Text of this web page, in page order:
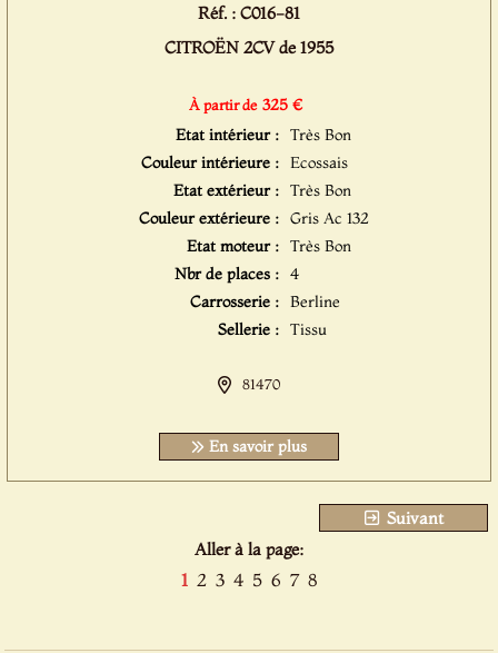
Réf. : C016-81
CITROËN 2CV de 1955
À partir de 325 €
Etat intérieur : Très Bon
Couleur intérieure : Ecossais
Etat extérieur : Très Bon
Couleur extérieure : Gris Ac 132
Etat moteur : Très Bon
Nbr de places : 4
Carrosserie : Berline
Sellerie : Tissu
81470
En savoir plus
Suivant
Aller à la page:
1 2 3 4 5 6 7 8